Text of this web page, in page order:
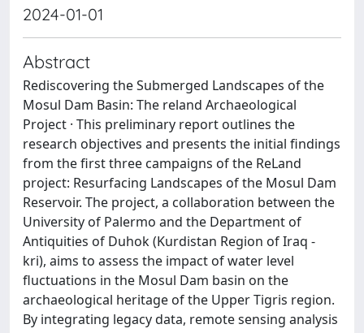
2024-01-01
Abstract
Rediscovering the Submerged Landscapes of the
Mosul Dam Basin: The reland Archaeological
Project · This preliminary report outlines the
research objectives and presents the initial findings
from the first three campaigns of the ReLand
project: Resurfacing Landscapes of the Mosul Dam
Reservoir. The project, a collaboration between the
University of Palermo and the Department of
Antiquities of Duhok (Kurdistan Region of Iraq -
kri), aims to assess the impact of water level
fluctuations in the Mosul Dam basin on the
archaeological heritage of the Upper Tigris region.
By integrating legacy data, remote sensing analysis